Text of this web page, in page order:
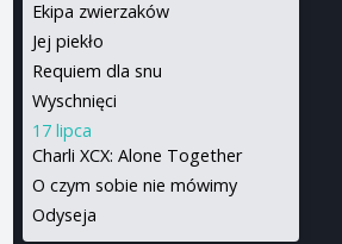
Ekipa zwierzaków
Jej piekło
Requiem dla snu
Wyschnięci
17 lipca
Charli XCX: Alone Together
O czym sobie nie mówimy
Odyseja